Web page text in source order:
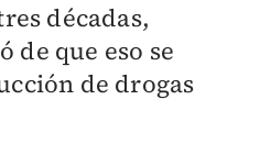
décadas,
de que eso se
de drogas